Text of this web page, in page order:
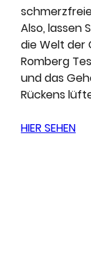
Also, lassen
die Welt der
Romberg
und das
Rückens
HIER SEHEN